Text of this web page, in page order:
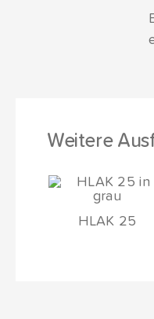
Weitere
HLAK 25